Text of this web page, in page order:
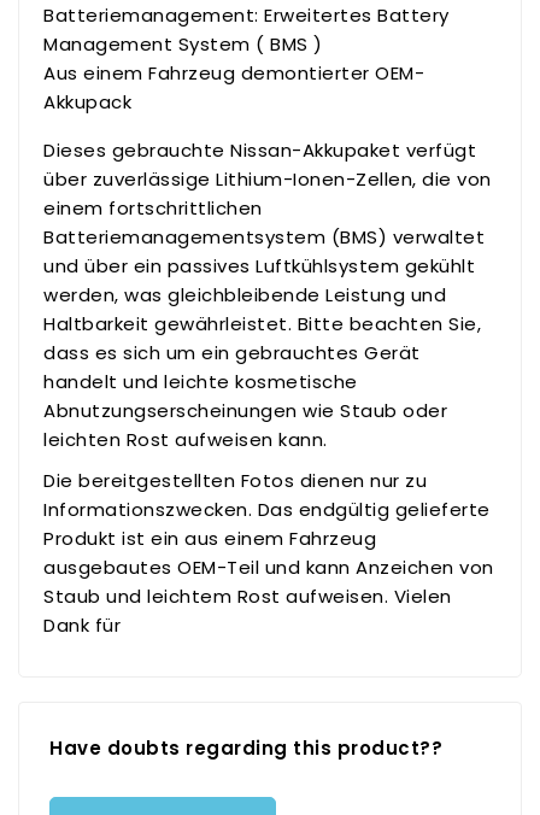
Batteriemanagement: Erweitertes Battery
Management System ( BMS )
Aus einem Fahrzeug demontierter OEM-
Akkupack
Dieses gebrauchte Nissan-Akkupaket verfügt
über zuverlässige Lithium-Ionen-Zellen, die von
einem fortschrittlichen
Batteriemanagementsystem (BMS) verwaltet
und über ein passives Luftkühlsystem gekühlt
werden, was gleichbleibende Leistung und
Haltbarkeit gewährleistet. Bitte beachten Sie,
dass es sich um ein gebrauchtes Gerät
handelt und leichte kosmetische
Abnutzungserscheinungen wie Staub oder
leichten Rost aufweisen kann.
Die bereitgestellten Fotos dienen nur zu
Informationszwecken. Das endgültig gelieferte
Produkt ist ein aus einem Fahrzeug
ausgebautes OEM-Teil und kann Anzeichen von
Staub und leichtem Rost aufweisen. Vielen
Dank für
Have doubts regarding this product??